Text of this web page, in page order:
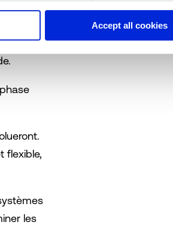
Accept all cookies
ces
flexible,
les